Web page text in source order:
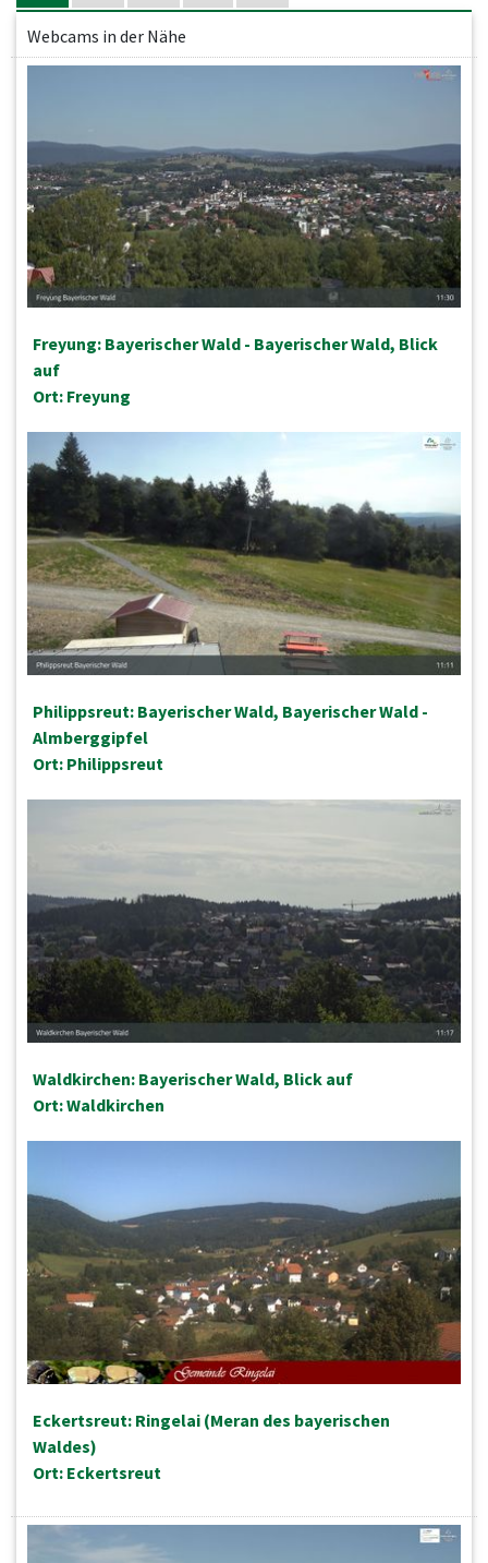
Webcams in der Nähe
Freyung: Bayerischer Wald - Bayerischer Wald, Blick
auf
Ort: Freyung
Philippsreut: Bayerischer Wald, Bayerischer Wald -
Almberggipfel
Ort: Philippsreut
Waldkirchen: Bayerischer Wald, Blick auf
Ort: Waldkirchen
Eckertsreut: Ringelai (Meran des bayerischen
Waldes)
Ort: Eckertsreut